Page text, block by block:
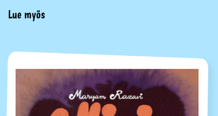
Lue myös